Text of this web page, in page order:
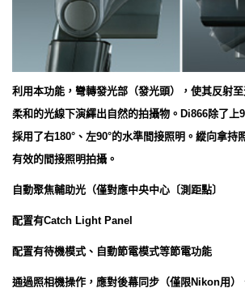
利用本功能，彎轉發光部（發光頭），使其反射
柔和的光線下演繹出自然的拍攝物。Di866除了上
採用了右180°、左90°的水準間接照明。縱向拿持
有效的間接照明拍攝。
自動聚焦輔助光（僅對應中央中心〔測距點〕
配置有Catch Light Panel
配置有待機模式、自動節電模式等節電功能
通過照相機操作，應對後幕同步（僅限Nikon用）